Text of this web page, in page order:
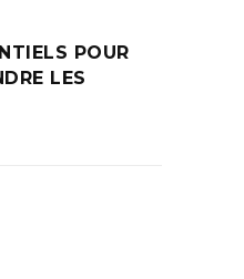
POUR
LES